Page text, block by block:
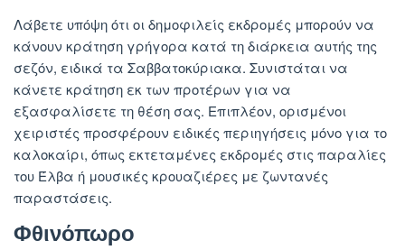
Λάβετε υπόψη ότι οι δημοφιλείς εκδρομές μπορούν να
κάνουν κράτηση γρήγορα κατά τη διάρκεια αυτής της
σεζόν, ειδικά τα Σαββατοκύριακα. Συνιστάται να
κάνετε κράτηση εκ των προτέρων για να
εξασφαλίσετε τη θέση σας. Επιπλέον, ορισμένοι
χειριστές προσφέρουν ειδικές περιηγήσεις μόνο για το
καλοκαίρι, όπως εκτεταμένες εκδρομές στις παραλίες
του Έλβα ή μουσικές κρουαζιέρες με ζωντανές
παραστάσεις.
Φθινόπωρο